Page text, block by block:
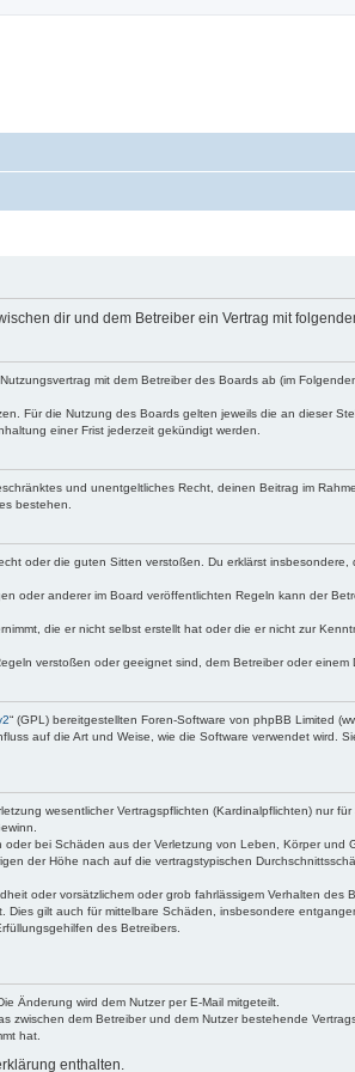
dir und dem Betreiber ein Vertrag mit
mit dem Betreiber des Boards ab (im
Für die Nutzung des Boards gelten jeweils die an dieser
einer Frist jederzeit gekündigt werden.
und unentgeltliches Recht, deinen Beitrag im
bestehen.
oder die guten Sitten verstoßen. Du erklärst
oder anderer im Board veröffentlichten Regeln kann der
die er nicht selbst erstellt hat oder die er nicht zur
verstoßen oder geeignet sind, dem Betreiber oder einem
“ (GPL) bereitgestellten Foren-Software von phpBB Limited
auf die Art und Weise, wie die Software verwendet wird.
wesentlicher Vertragspflichten (Kardinalpflichten) nur
bei Schäden aus der Verletzung von Leben, Körper und
der Höhe nach auf die vertragstypischen
oder vorsätzlichem oder grob fahrlässigem Verhalten des
gilt auch für mittelbare Schäden, insbesondere
des Betreibers.
Änderung wird dem Nutzer per E-Mail mitgeteilt.
dem Betreiber und dem Nutzer bestehende
hat.
enthalten.